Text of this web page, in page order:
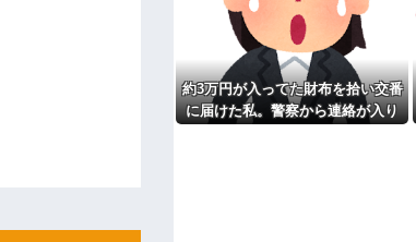
す離婚してください。出来るだけの償いはし
切れて100発ぐらい殴る蹴るでフルボッコ
円のフィギュアがヤバすぎるｗｗｗｗｗｗ
らないでよ！」キチママ『そこに金庫があっ
☆』義兄「泥は出てけ！二度と来るな！」結
【衝撃
「腫瘍で
パート
す」って
主な税
約3万円が入ってた財布を拾い交番
に届けた私。警察から連絡が入り